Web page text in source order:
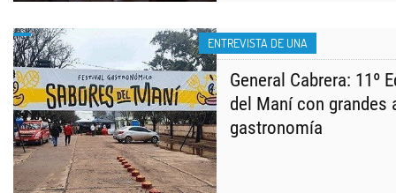
ENTREVISTA DE UNA
General Cabrera: 11º
del Maní con grandes
gastronomía